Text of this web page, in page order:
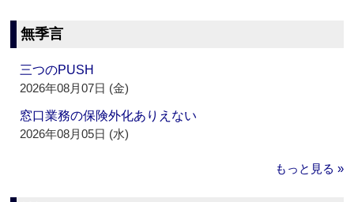
無季言
三つのPUSH
2026年08月07日 (金)
窓口業務の保険外化ありえない
2026年08月05日 (水)
もっと見る »